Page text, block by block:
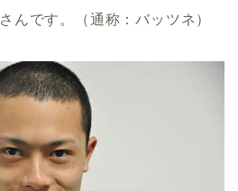
さんです。（通称：バッツネ）